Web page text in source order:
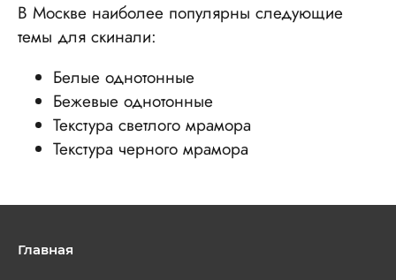
В Москве наиболее популярны следующие
темы для скинали:
Белые однотонные
Бежевые однотонные
Текстура светлого мрамора
Текстура черного мрамора
Главная